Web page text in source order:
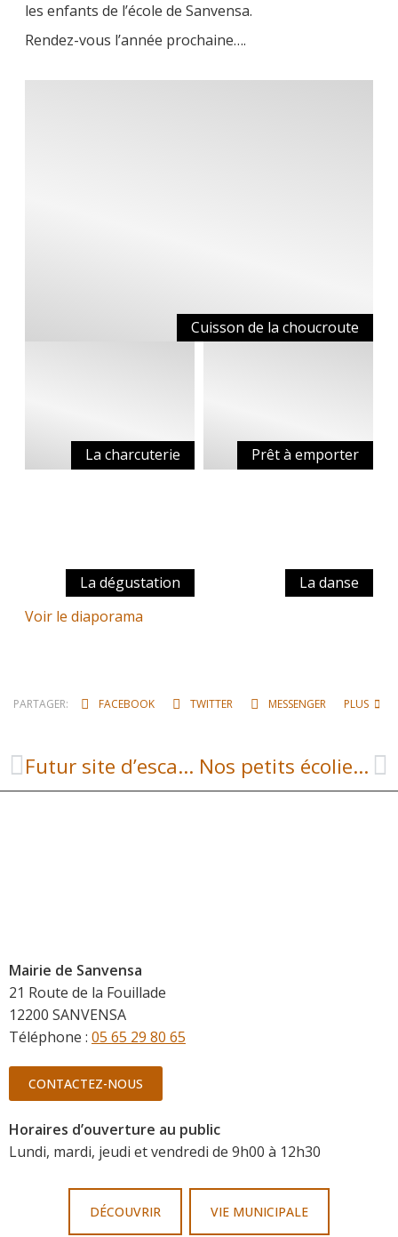
les enfants de l’école de Sanvensa.
Rendez-vous l’année prochaine….
Cuisson de la choucroute
La charcuterie Prêt à emporter
La dégustation
La danse
Voir le diaporama
PARTAGER: FACEBOOK TWITTER MESSENGER PLUS
Futur site d’escalade Nos petits écoliers à la neige
Mairie de Sanvensa
21 Route de la Fouillade
12200 SANVENSA
Téléphone : 05 65 29 80 65
CONTACTEZ-NOUS
Horaires d’ouverture au public
Lundi, mardi, jeudi et vendredi de 9h00 à 12h30
DÉCOUVRIR VIE MUNICIPALE